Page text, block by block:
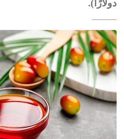
دولارًا).